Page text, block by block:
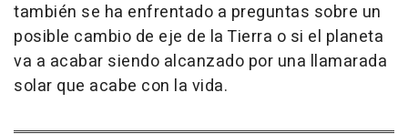
también se ha enfrentado a preguntas sobre un
posible cambio de eje de la Tierra o si el planeta
va a acabar siendo alcanzado por una llamarada
solar que acabe con la vida.